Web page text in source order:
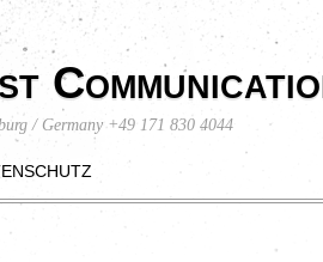
/ Germany +49 171 830 4044